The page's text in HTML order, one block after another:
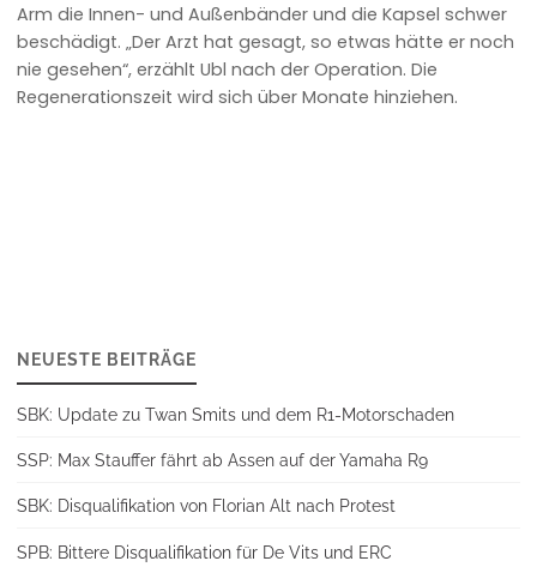
Arm die Innen- und Außenbänder und die Kapsel schwer
beschädigt. „Der Arzt hat gesagt, so etwas hätte er noch
nie gesehen“, erzählt Ubl nach der Operation. Die
Regenerationszeit wird sich über Monate hinziehen.
NEUESTE BEITRÄGE
SBK: Update zu Twan Smits und dem R1-Motorschaden
SSP: Max Stauffer fährt ab Assen auf der Yamaha R9
SBK: Disqualifikation von Florian Alt nach Protest
SPB: Bittere Disqualifikation für De Vits und ERC